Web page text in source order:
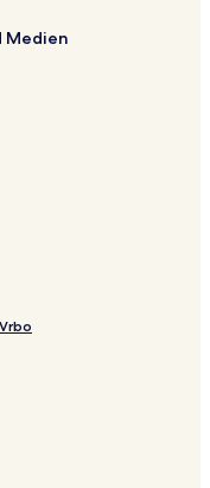
Medien